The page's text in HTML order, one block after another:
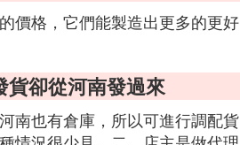
價格，它們能製造出更多的更好
貨卻從河南發過來
南也有倉庫，所以可進行調配貨